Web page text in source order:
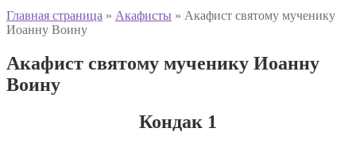
Главная страница » Акафисты » Акафист святому мученику
Иоанну Воину
Акафист святому мученику Иоанну
Воину
Кондак 1